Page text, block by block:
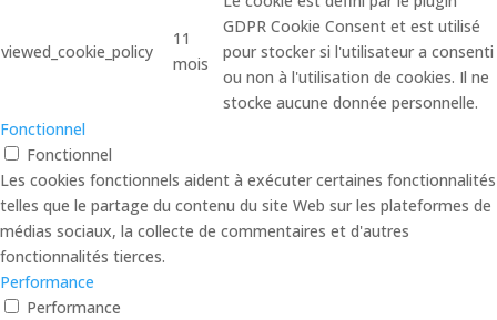
viewed_cookie_policy
11
mois
GDPR Cookie Consent et est utilisé
pour stocker si l'utilisateur a consenti
ou non à l'utilisation de cookies. Il ne
stocke aucune donnée personnelle.
Fonctionnel
Fonctionnel
Les cookies fonctionnels aident à exécuter certaines fonctionnalités
telles que le partage du contenu du site Web sur les plateformes de
médias sociaux, la collecte de commentaires et d'autres
fonctionnalités tierces.
Performance
Performance